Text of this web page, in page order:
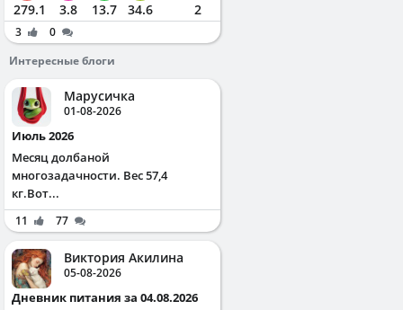
279.1 3.8 13.7 34.6 2
3
0
Интересные блоги
Марусичка
01-08-2026
Июль 2026
Месяц долбаной
многозадачности. Вес 57,4
кг.Вот...
11 77
Виктория Акилина
05-08-2026
Дневник питания за 04.08.2026